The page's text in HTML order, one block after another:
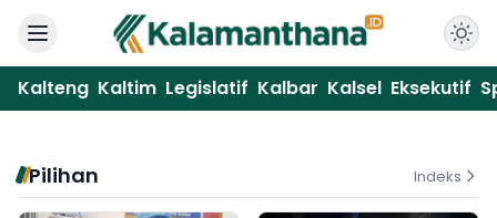
Kalteng Kaltim Legislatif Kalbar Kalsel Eksekutif
Pilihan Indeks